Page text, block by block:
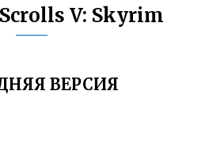
V: Skyrim
ВЕРСИЯ